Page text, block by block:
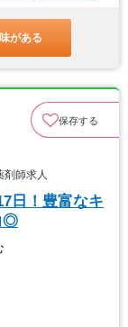
がある
保存する
師求人
日！豊富なキ
◎